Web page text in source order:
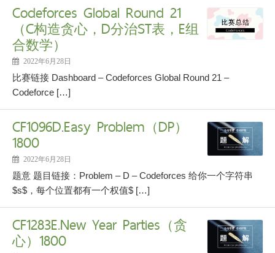
Codeforces Global Round 21
（C构造贪心，D分治ST表，E组
合数学）
2022年6月28日
比赛链接 Dashboard – Codeforces Global Round 21 –
Codeforce […]
CF1096D.Easy Problem（DP）
1800
2022年6月28日
题意 题目链接：Problem – D – Codeforces 给你一个字符串
$s$，每个位置都有一个权值$ […]
CF1283E.New Year Parties（贪
心）1800